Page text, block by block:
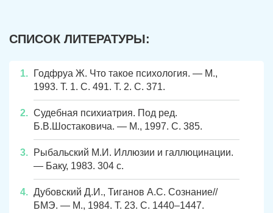
СПИСОК ЛИТЕРАТУРЫ:
Годфруа Ж. Что такое психология. — М.,
1993. Т. 1. С. 491. Т. 2. С. 371.
Судебная психиатрия. Под ред.
Б.В.Шостаковича. — М., 1997. С. 385.
Рыбальский М.И. Иллюзии и галлюцинации.
— Баку, 1983. 304 с.
Дубовский Д.И., Тиганов А.С. Сознание//
БМЭ. — М., 1984. Т. 23. С. 1440–1447.
ПОЛУЧИТЬ ПОМОЩЬ
ЗАДАТЬ ВОПРОС
ПОЛУЧИТЬ ПОМОЩЬ
ПОЛУЧИТЬ ПОМОЩЬ
Касли Роза
Челябинск Сим
Красногорский Нязепетровск
Первомайский Карабаш
Юрюзань Верхнеуральск